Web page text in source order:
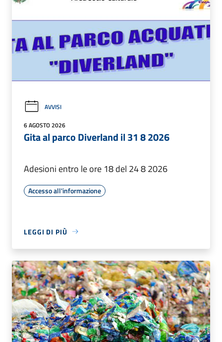
AVVISI
6 AGOSTO 2026
Gita al parco Diverland il 31 8 2026
Adesioni entro le ore 18 del 24 8 2026
Accesso all'informazione
LEGGI DI PIÙ